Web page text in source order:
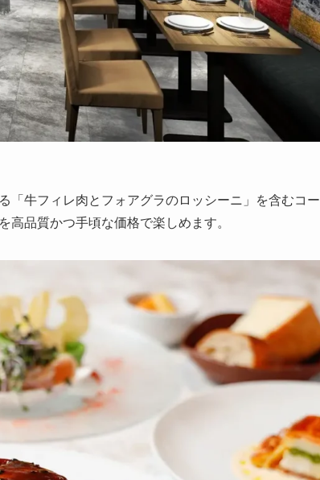
「牛フィレ肉とフォアグラのロッシーニ」を含むコー
高品質かつ手頃な価格で楽しめます。